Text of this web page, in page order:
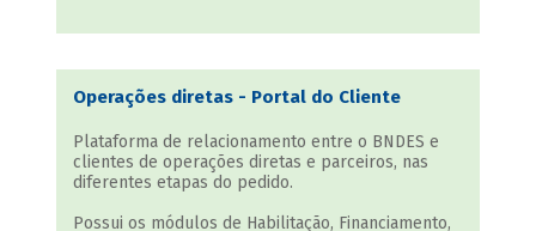
Operações diretas - Portal do Cliente
Plataforma de relacionamento entre o BNDES e
clientes de operações diretas e parceiros, nas
diferentes etapas do pedido.
Possui os módulos de Habilitação, Financiamento,